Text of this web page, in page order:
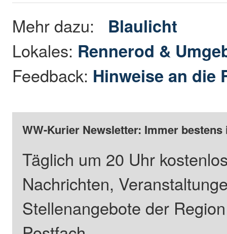
Mehr dazu: Blaulicht
Lokales: Rennerod &
Feedback: Hinweise an die
WW-Kurier Newsletter: Immer
Täglich um 20 Uhr
Nachrichten,
Stellenangebote der